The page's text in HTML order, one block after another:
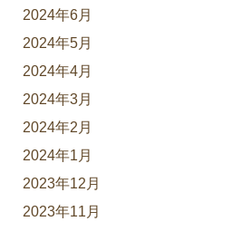
2024年6月
2024年5月
2024年4月
2024年3月
2024年2月
2024年1月
2023年12月
2023年11月